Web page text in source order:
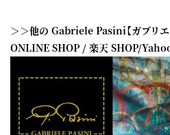
＞＞他の Gabriele Pasini【ガブリエ
ONLINE SHOP / 楽天 SHOP/